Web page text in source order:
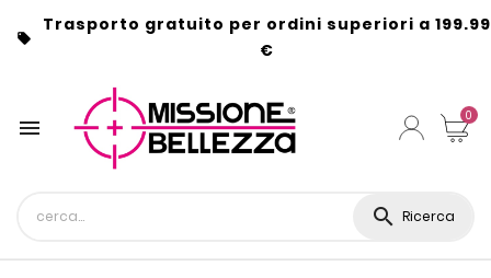

Trasporto gratuito per ordini superiori a 199.99
€
 0
 Ricerca